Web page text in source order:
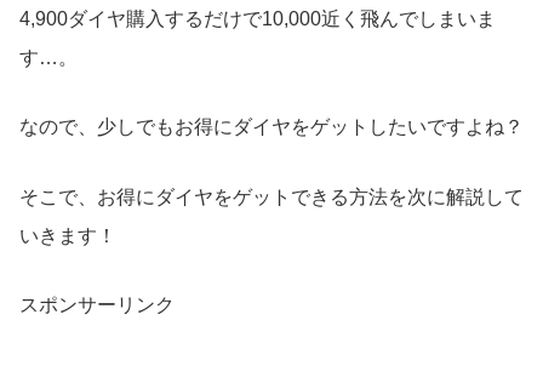
4,900ダイヤ購入するだけで10,000近く飛んでしまいま
す…。
なので、少しでもお得にダイヤをゲットしたいですよね？
そこで、お得にダイヤをゲットできる方法を次に解説して
いきます！
スポンサーリンク